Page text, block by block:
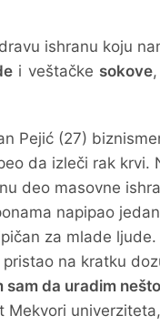
ishranu koju
i veštačke sokove,
Pejić (27)
da izleči rak krvi.
deo masovne
napipao
za mlade ljude.
na kratku
da uradim
Mekvori